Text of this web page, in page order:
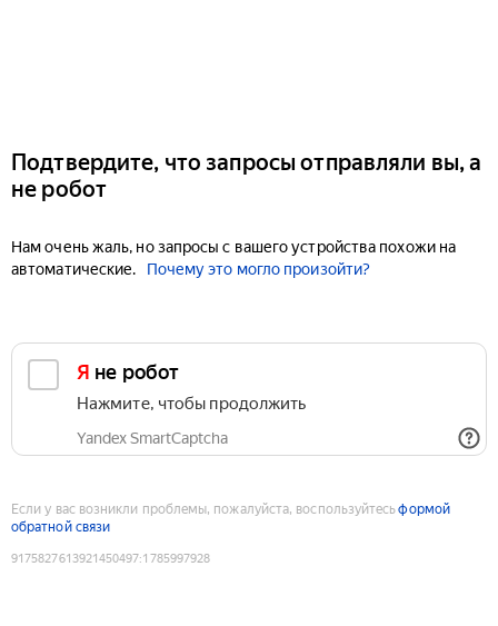
Подтвердите, что запросы отправляли вы, а
не робот
Нам очень жаль, но запросы с вашего устройства похожи на
автоматические.
Почему это могло произойти?
Я не робот
Нажмите, чтобы продолжить
Yandex SmartCaptcha
Если у вас возникли проблемы, пожалуйста, воспользуйтесьформой
обратной связи
9175827613921450497:1785997928